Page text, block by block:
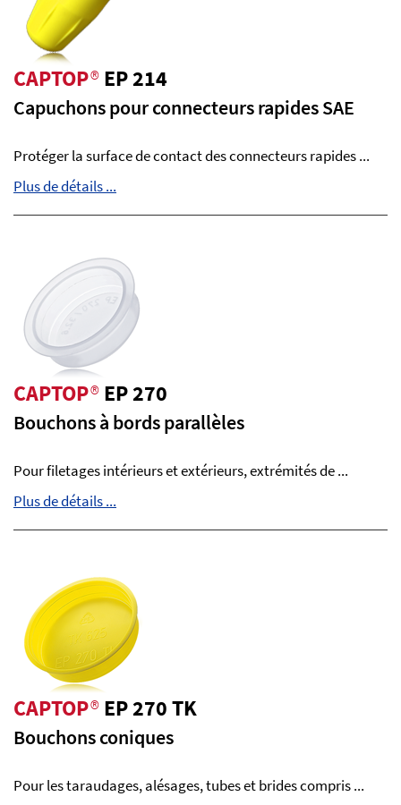
CAPTOP®EP 214
Capuchons pour connecteurs rapides SAE
Protéger la surface de contact des connecteurs rapides ...
Plus de détails ...
CAPTOP®EP 270
Bouchons à bords parallèles
Pour filetages intérieurs et extérieurs, extrémités de ...
Plus de détails ...
CAPTOP®EP 270 TK
Bouchons coniques
Pour les taraudages, alésages, tubes et brides compris ...